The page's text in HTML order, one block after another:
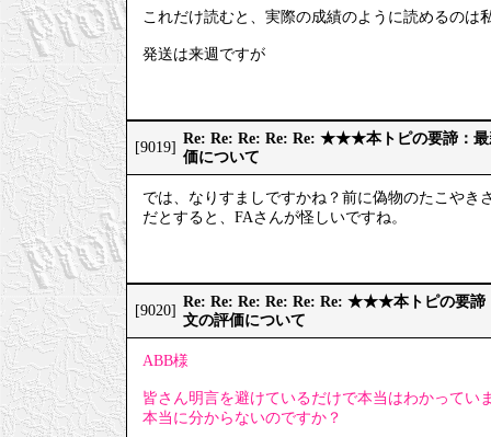
これだけ読むと、実際の成績のように読めるのは
発送は来週ですが
[9019]
Re: Re: Re: Re: Re: ★★★本トピの要諦：最
価について
では、なりすましですかね？前に偽物のたこやき
だとすると、FAさんが怪しいですね。
[9020]
Re: Re: Re: Re: Re: Re: ★★★本トピの要諦
文の評価について
ABB様
皆さん明言を避けているだけで本当はわかってい
本当に分からないのですか？